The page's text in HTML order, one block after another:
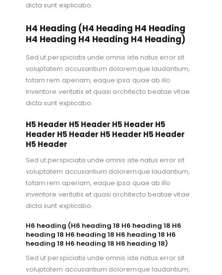
dicta sunt explicabo.
H4 Heading (H4 Heading H4 Heading
H4 Heading H4 Heading H4 Heading)
Sed ut perspiciatis unde omnis iste natus error sit
voluptatem accusantium doloremque laudantium,
totam rem aperiam, eaque ipsa quae ab illo
inventore veritatis et quasi architecto beatae vitae
dicta sunt explicabo.
H5 Header H5 Header H5 Header H5
Header H5 Header H5 Header H5 Header
H5 Header
Sed ut perspiciatis unde omnis iste natus error sit
voluptatem accusantium doloremque laudantium,
totam rem aperiam, eaque ipsa quae ab illo
inventore veritatis et quasi architecto beatae vitae
dicta sunt explicabo.
H6 heading (H6 heading 18 H6 heading 18 H6
heading 18 H6 heading 18 H6 heading 18 H6
heading 18 H6 heading 18 H6 heading 18)
Sed ut perspiciatis unde omnis iste natus error sit
voluptatem accusantium doloremque laudantium,